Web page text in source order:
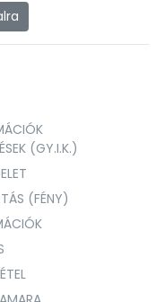
(GY.I.K.)
(FÉNY)